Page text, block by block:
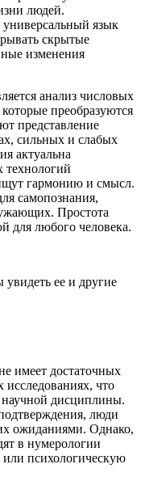
людей.
универсальный язык
скрытые
изменения
анализ числовых
преобразуются
представление
сильных и слабых
актуальна
технологий
гармонию и смысл.
самопознания,
Простота
для любого человека.
увидеть ее и другие
имеет достаточных
исследованиях, что
научной дисциплины.
люди
ожиданиями. Однако,
в нумерологии
или психологическую